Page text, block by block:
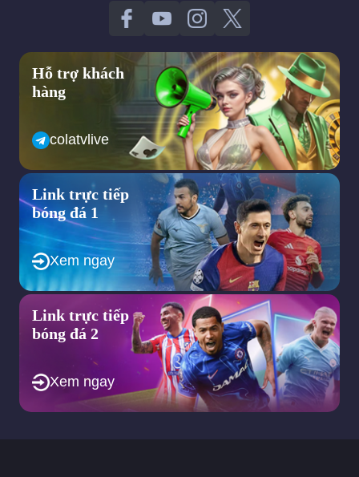
Hỗ trợ khách
hàng
colatvlive
Link trực tiếp
bóng đá 1
Xem ngay
Link trực tiếp
bóng đá 2
Xem ngay